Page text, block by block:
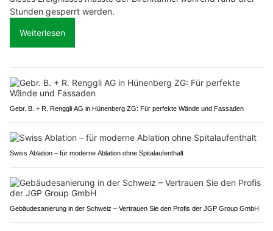
Stunden gesperrt werden.
Weiterlesen
Gebr. B. + R. Renggli AG in Hünenberg ZG: Für perfekte Wände und Fassaden
Swiss Ablation – für moderne Ablation ohne Spitalaufenthalt
Gebäudesanierung in der Schweiz – Vertrauen Sie den Profis der JGP Group GmbH